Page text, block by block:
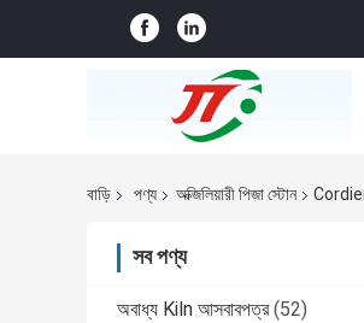
বাড়ি পণ্য অক্জিলিয়ারী পিজা স্টোন
সব পণ্য
অবাধ্য Kiln আসবাবপত্র (52)